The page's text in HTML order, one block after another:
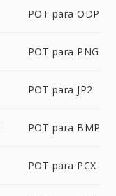
POT para ODP
POT para PNG
POT para JP2
POT para BMP
POT para PCX